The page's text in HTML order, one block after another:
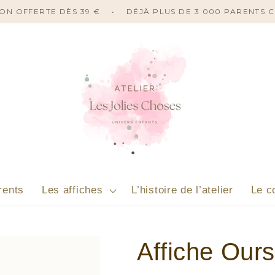
OFFERTE DÈS 39 € • DÉJÀ PLUS DE 3 000 PARENTS
Les affiches L’histoire de l’atelier Le
Affiche